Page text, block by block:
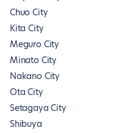
Chuo City
Kita City
Meguro City
Minato City
Nakano City
Ota City
Setagaya City
Shibuya